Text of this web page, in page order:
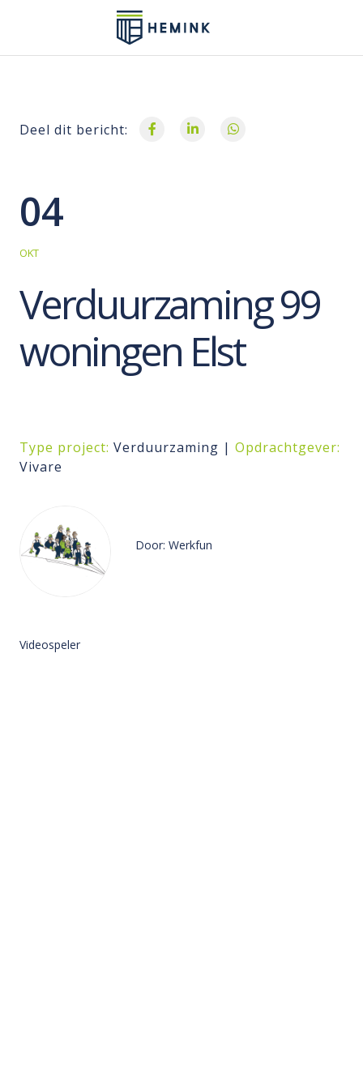
Deel dit bericht:
04
OKT
Verduurzaming 99
woningen Elst
Type project: Verduurzaming | Opdrachtgever:
Vivare
Door: Werkfun
Videospeler